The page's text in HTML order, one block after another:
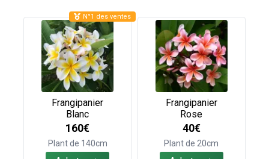
Frangipanier
Blanc
160€
Plant de 140cm
N°1 des ventes
Frangipanier
Rose
40€
Plant de 20cm